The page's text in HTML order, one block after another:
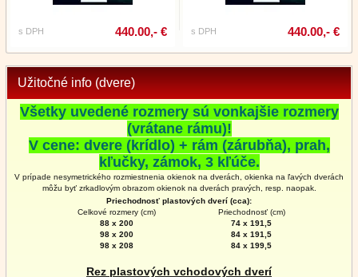
s DPH 440.00,- € s DPH 440.00,- €
Užitočné info (dvere)
Všetky uvedené rozmery sú vonkajšie rozmery
(vrátane rámu)!
V cene: dvere (krídlo) + rám (zárubňa), prah,
kľučky, zámok, 3 kľúče.
V prípade nesymetrického rozmiestnenia okienok na dverách, okienka na ľavých dverách
môžu byť zrkadlovým obrazom okienok na dverách pravých, resp. naopak.
Priechodnosť plastových dverí (cca):
Celkové rozmery (cm)
Priechodnosť (cm)
88 x 200
74 x 191,5
98 x 200
84 x 191,5
98 x 208
84 x 199,5
Rez plastových vchodových dverí